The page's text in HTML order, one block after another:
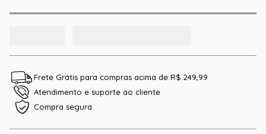
Frete Grátis para compras acima de R$ 249,99
Atendimento e suporte ao cliente
Compra segura